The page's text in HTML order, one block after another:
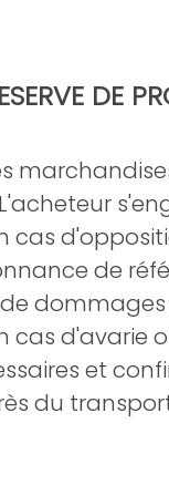
DE
cas
de
dommages
cas
et
du